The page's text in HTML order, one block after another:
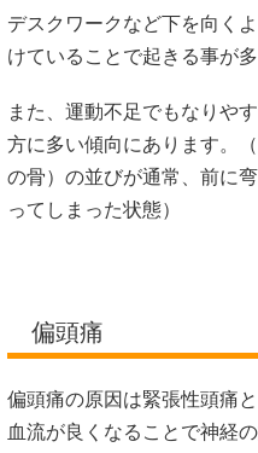
デスクワークなど下を向く
けていることで起きる事が多
また、運動不足でもなりや
方に多い傾向にあります。
の骨）の並びが通常、前に
ってしまった状態）
偏頭痛
偏頭痛の原因は緊張性頭痛
血流が良くなることで神経